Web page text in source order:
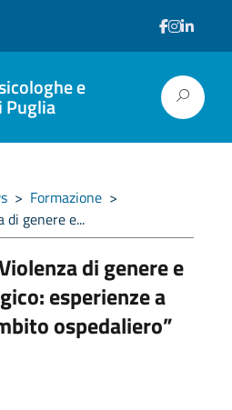
e
Puglia
> Formazione >
di genere e...
di genere e
esperienze a
ospedaliero”